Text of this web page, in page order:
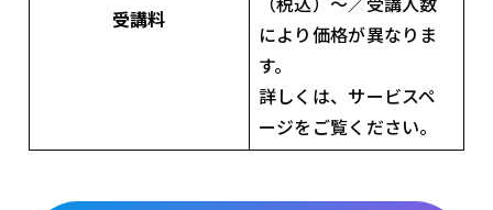
受講料
により価格が異なりま
す。
詳しくは、サービスペ
ージをご覧ください。